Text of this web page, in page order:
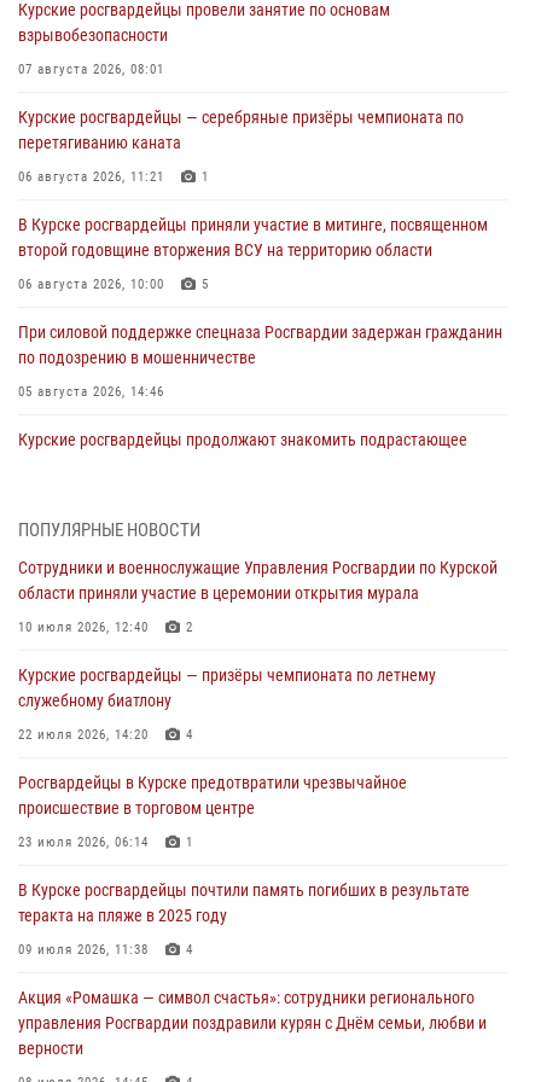
Курские росгвардейцы провели занятие по основам
взрывобезопасности
07 августа 2026, 08:01
Курские росгвардейцы — серебряные призёры чемпионата по
перетягиванию каната
06 августа 2026, 11:21 1
В Курске росгвардейцы приняли участие в митинге, посвященном
второй годовщине вторжения ВСУ на территорию области
06 августа 2026, 10:00 5
При силовой поддержке спецназа Росгвардии задержан гражданин
по подозрению в мошенничестве
05 августа 2026, 14:46
Курские росгвардейцы продолжают знакомить подрастающее
оздоровительных лагерях
05 августа 2026, 09:51
сбыта крупной партии наркотиков
04 августа 2026, 12:52
85 владельцев оружия
04 августа 2026, 07:00
297 выездов по сигналу «тревога»
03 августа 2026, 09:46
ПОПУЛЯРНЫЕ НОВОСТИ
Сотрудники и военнослужащие Управления Росгвардии по Курской
области приняли участие в церемонии открытия мурала
10 июля 2026, 12:40 2
Курские росгвардейцы — призёры чемпионата по летнему
служебному биатлону
22 июля 2026, 14:20 4
Росгвардейцы в Курске предотвратили чрезвычайное
происшествие в торговом центре
23 июля 2026, 06:14 1
В Курске росгвардейцы почтили память погибших в результате
теракта на пляже в 2025 году
09 июля 2026, 11:38 4
Акция «Ромашка — символ счастья»: сотрудники регионального
управления Росгвардии поздравили курян с Днём семьи, любви и
верности